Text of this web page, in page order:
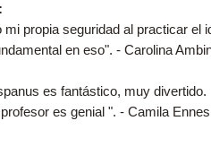
mi propia seguridad al practicar el
en eso". - Carolina
es fantástico, muy
es genial ". - Camila Ennes